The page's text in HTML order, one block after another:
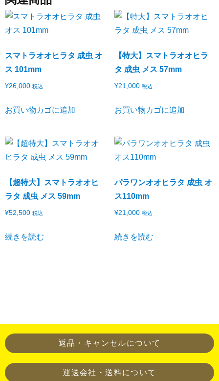
スマトラオオヒラタ 成虫 オ
ス 101mm
¥26,000 税込
お買い物カゴに追加
【特大】スマトラオオヒラ
タ 成虫 メス 57mm
¥21,000 税込
お買い物カゴに追加
【超特大】スマトラオオヒ
ラタ 成虫 メス 59mm
¥52,500 税込
続きを読む
パラワンオオヒラタ 成虫 オ
ス110mm
¥21,000 税込
続きを読む
返品・キャンセルについて
運送会社・送料について